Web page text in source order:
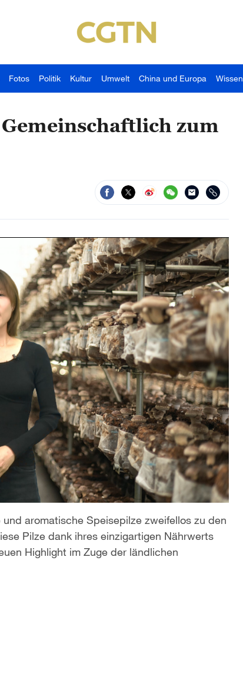
Fotos Politik Kultur Umwelt China und Europa Wissen
zum
aromatische Speisepilze zweifellos zu den
Pilze dank ihres einzigartigen Nährwerts
Highlight im Zuge der ländlichen